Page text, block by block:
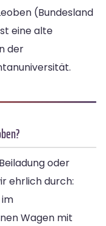
(Bundesland
eine alte
der
oder
ehrlich durch:
Wagen mit